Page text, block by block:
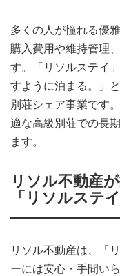
多くの人が憧れる優
購入費用や維持管理
す。「リソルステイ
すように泊まる。」
別荘シェア事業です
適な高級別荘での長
ます。
リソル不動産
「リソルステイ
リソル不動産は、「
ーには安心・手間い